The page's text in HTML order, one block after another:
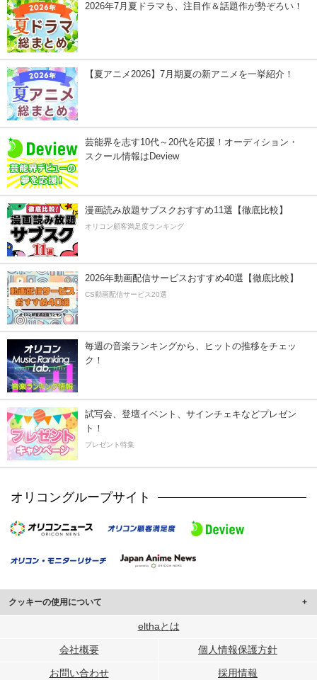
2026年7月夏ドラマも、注目作＆話題作が勢ぞろい！
【夏アニメ2026】7月期夏の新アニメを一挙紹介！
芸能界を志す10代～20代を応援！オーディション・
スクール情報はDeview
漫画読み放題サブスクおすすめ11選【徹底比較】
オリコン顧客満足度ランキング
2026年動画配信サービスおすすめ40選【徹底比較】
CS動画配信サービス20選
毎週の音楽ランキングから、ヒットの推移をチェッ
ク！
試写会、登壇イベント、サインチェキなどプレゼン
ト！
プレゼント特集
オリコングループサイト
クッキーの使用について
このサイトでは Cookie を使用して、ユーザーに合わせたコンテンツや広告の
行っています。
メディアや広告配信、データ解析の各パートナーに提供しています。
elthaとは
会社概要 個人情報保護方針
お問い合わせ 採用情報